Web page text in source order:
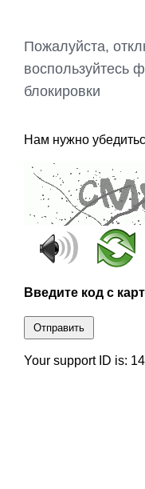
Пожалуйста,
воспользуйтесь
блокировки
Нам нужно
Введите код с
Отправить
Your support ID is: